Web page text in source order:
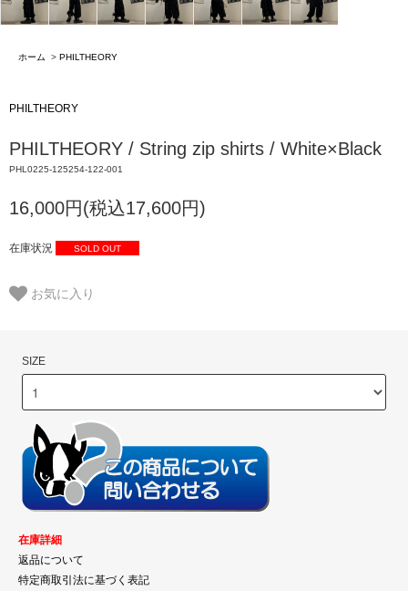
ホーム > PHILTHEORY
PHILTHEORY
PHILTHEORY / String zip shirts / White×Black
PHL0225-125254-122-001
16,000円(税込17,600円)
在庫状況 SOLD OUT
お気に入り
SIZE
在庫詳細
返品について
特定商取引法に基づく表記